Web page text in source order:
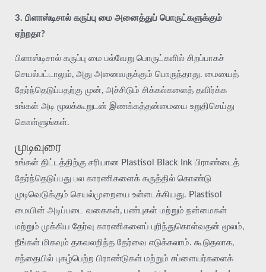
3. பிளாஸ்டிசால் கருப்பு மை அனைத்துப் பொருட்களுக்கும்
ஏற்றதா?
பிளாஸ்டிசால் கருப்பு மை பல்வேறு பொருட்களில் சிறப்பாகச்
செயல்பட்டாலும், அது அனைவருக்கும் பொருந்தாது. மையைத்
தேர்ந்தெடுப்பதற்கு முன், அச்சிடும் சிக்கல்களைத் தவிர்க்க
உங்கள் அடி மூலக்கூறுடன் இணக்கத்தன்மையை உறுதிசெய்து
கொள்ளுங்கள்.
முடிவுரை
உங்கள் திட்டத்திற்கு சரியான Plastisol Black Ink பிராண்டைத்
தேர்ந்தெடுப்பது பல காரணிகளைக் கருத்தில் கொண்டு
முடிவெடுக்கும் செயல்முறையை உள்ளடக்கியது. Plastisol
மையின் அடிப்படை வகைகள், பண்புகள் மற்றும் நன்மைகள்
மற்றும் முக்கிய தேர்வு காரணிகளைப் புரிந்துகொள்வதன் மூலம்,
நீங்கள் மிகவும் தகவலறிந்த தேர்வை எடுக்கலாம். கூடுதலாக,
சந்தையில் புகழ்பெற்ற பிராண்டுகள் மற்றும் சப்ளையர்களைக்